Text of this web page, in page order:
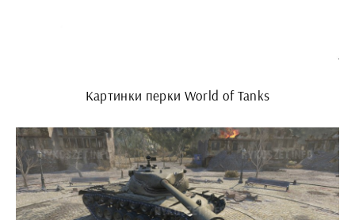
Картинки перки World of Tanks